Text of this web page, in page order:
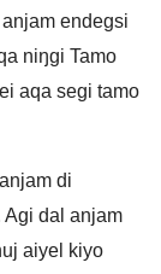
endegsi
niŋgi Tamo
aqa segi tamo
di
Agi dal anjam
aiyel kiyo